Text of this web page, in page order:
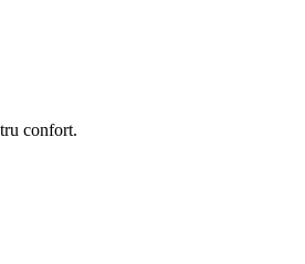
confort.